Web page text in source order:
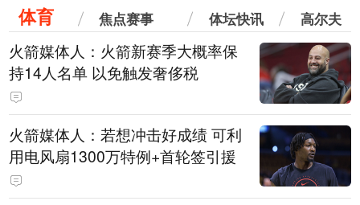
体育 焦点赛事 体坛快讯 高尔夫
火箭媒体人：火箭新赛季大概率保
持14人名单 以免触发奢侈税
火箭媒体人：若想冲击好成绩 可利
用电风扇1300万特例+首轮签引援